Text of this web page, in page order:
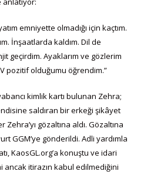
emniyette olmadığı için kaçtım.
İnşaatlarda kaldım. Dil de
geçirdim. Ayaklarım ve gözlerim
pozitif olduğumu öğrendim.”
kimlik kartı bulunan Zehra;
saldıran bir erkeği şikâyet
gözaltına aldı. Gözaltına
GGM’ye gönderildi. Adli yardımla
KaosGL.org’a konuştu ve idari
ancak itirazın kabul edilmediğini